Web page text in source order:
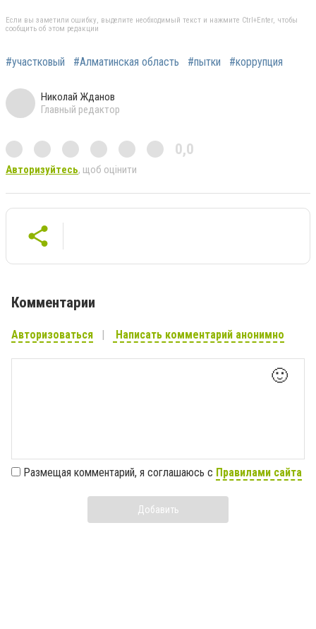
Если вы заметили ошибку, выделите необходимый текст и нажмите Ctrl+Enter, чтобы
сообщить об этом редакции
#участковый #Алматинская область #пытки #коррупция
Николай Жданов
Главный редактор
0,0
Авторизуйтесь, щоб оцінити
Комментарии
Авторизоваться Написать комментарий анонимно
🙂
Размещая комментарий, я соглашаюсь с Правилами сайта
Добавить